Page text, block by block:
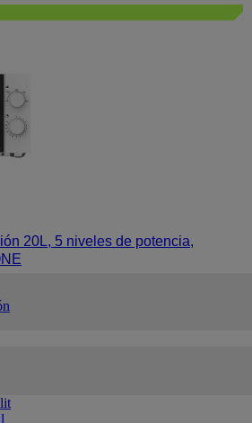
20L, 5 niveles de potencia,